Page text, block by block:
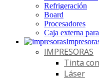
Refrigeración
Board
Procesadores
Caja externa
IMPRESORAS
Tinta
Láser